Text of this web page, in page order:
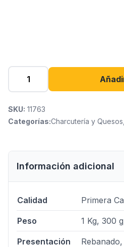
SKU: 11763
Categorías:Charcutería y Quesos
Información adicional
Calidad Primera
Peso 1 Kg, 300
Presentación